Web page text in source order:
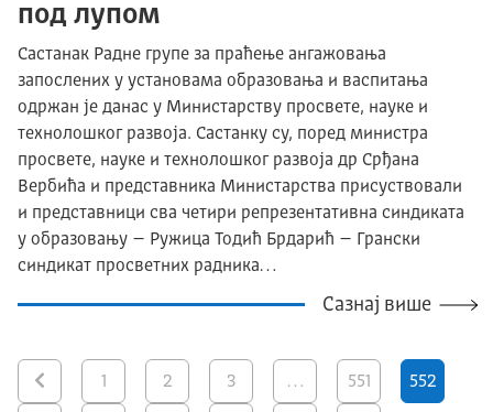
под лупом
Састанак Радне групе за праћење ангажовања
запослених у установама образовања и васпитања
одржан је данас у Министарству просвете, науке и
технолошког развоја. Састанку су, поред министра
просвете, науке и технолошког развоја др Срђана
Вербића и представника Министарства присуствовали
и представници сва четири репрезентативна синдиката
у образовању – Ружица Тодић Брдарић – Грански
синдикат просветних радника…
Сазнај више
1 2 3 … 551 552